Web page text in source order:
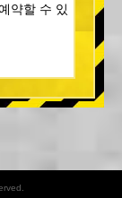
약할 수 있